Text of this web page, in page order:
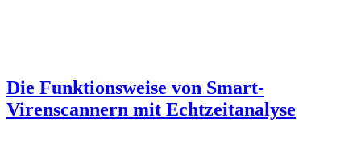
Die Funktionsweise von Smart-
Virenscannern mit Echtzeitanalyse